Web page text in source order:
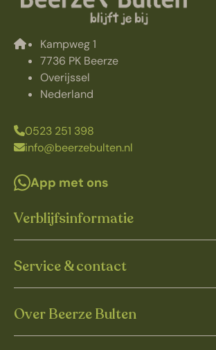
Kampweg 1
7736 PK Beerze
Overijssel
Nederland
0523 251 398
info@beerzebulten.nl
App met ons
Verblijfsinformatie
Service & contact
Over Beerze Bulten